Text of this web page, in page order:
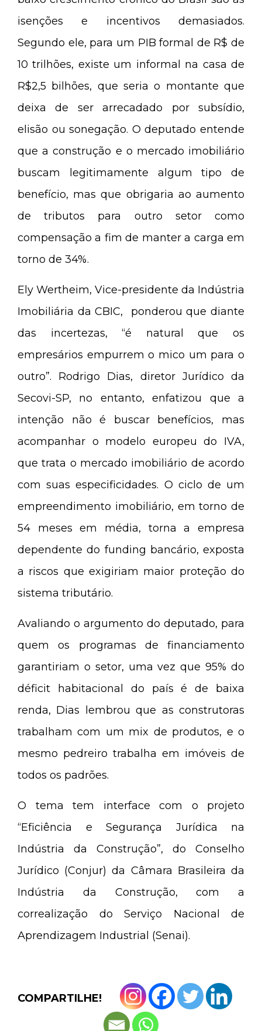
isenções e incentivos demasiados.
Segundo ele, para um PIB formal de R$ de
10 trilhões, existe um informal na casa de
R$2,5 bilhões, que seria o montante que
deixa de ser arrecadado por subsídio,
elisão ou sonegação. O deputado entende
que a construção e o mercado imobiliário
buscam legitimamente algum tipo de
benefício, mas que obrigaria ao aumento
de tributos para outro setor como
compensação a fim de manter a carga em
torno de 34%.
Ely Wertheim, Vice-presidente da Indústria
Imobiliária da CBIC, ponderou que diante
das incertezas, “é natural que os
empresários empurrem o mico um para o
outro”. Rodrigo Dias, diretor Jurídico da
Secovi-SP, no entanto, enfatizou que a
intenção não é buscar benefícios, mas
acompanhar o modelo europeu do IVA,
que trata o mercado imobiliário de acordo
com suas especificidades. O ciclo de um
empreendimento imobiliário, em torno de
54 meses em média, torna a empresa
dependente do funding bancário, exposta
a riscos que exigiriam maior proteção do
sistema tributário.
Avaliando o argumento do deputado, para
quem os programas de financiamento
garantiriam o setor, uma vez que 95% do
déficit habitacional do país é de baixa
renda, Dias lembrou que as construtoras
trabalham com um mix de produtos, e o
mesmo pedreiro trabalha em imóveis de
todos os padrões.
O tema tem interface com o projeto
“Eficiência e Segurança Jurídica na
Indústria da Construção”, do Conselho
Jurídico (Conjur) da Câmara Brasileira da
Indústria da Construção, com a
correalização do Serviço Nacional de
Aprendizagem Industrial (Senai).
COMPARTILHE!